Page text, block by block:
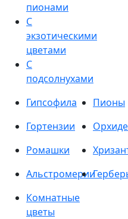
пионами
С
экзотическими
цветами
С
подсолнухами
Гипсофила Пионы
Гортензии
Ромашки
Альстромерии
Комнатные
цветы